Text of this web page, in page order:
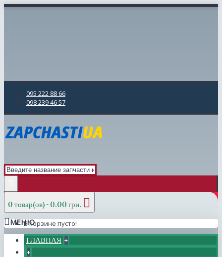
095 222 88 66
098 239 46 57
0 товар(ов) - 0.00 грн.
В корзине пусто!
МЕНЮ
ГЛАВНАЯ +
+